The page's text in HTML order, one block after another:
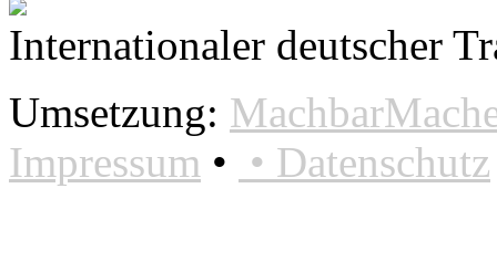
Internationaler deutscher
Umsetzung:
Impressum • • Datenschutz